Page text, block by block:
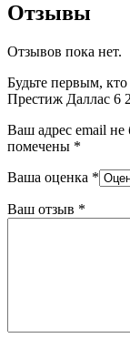
Отзывы
Отзывов пока нет.
Будьте первым,
Престиж Даллас 6
Ваш адрес email не
помечены *
Ваша оценка *
Ваш отзыв *